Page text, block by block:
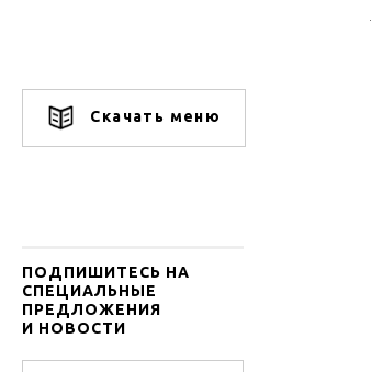
Скачать меню
ПОДПИШИТЕСЬ НА
СПЕЦИАЛЬНЫЕ
ПРЕДЛОЖЕНИЯ
И НОВОСТИ